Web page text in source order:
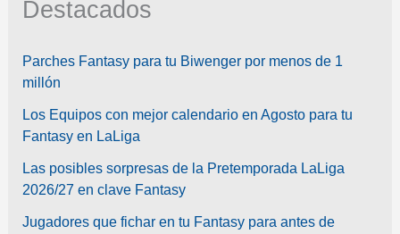
Destacados
Parches Fantasy para tu Biwenger por menos de 1
millón
Los Equipos con mejor calendario en Agosto para tu
Fantasy en LaLiga
Las posibles sorpresas de la Pretemporada LaLiga
2026/27 en clave Fantasy
Jugadores que fichar en tu Fantasy para antes de